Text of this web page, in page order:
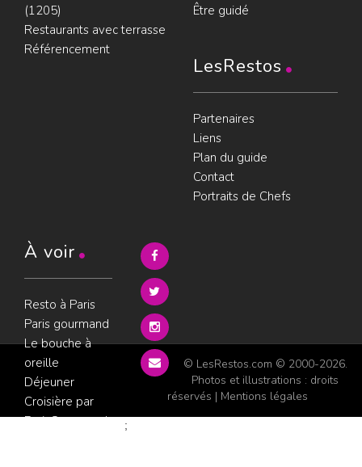
(1205)
Restaurants avec terrasse
Référencement
Être guidé
LesRestos
Partenaires
Liens
Plan du guide
Contact
Portraits de Chefs
À voir
Resto à Paris
Paris gourmand
Le bouche à
oreille
Déjeuner
Croisière par
ParisGourmand
© LesRestos.com © 2000-2026.
Photos et illustrations : droits
réservés | Mentions légales
;